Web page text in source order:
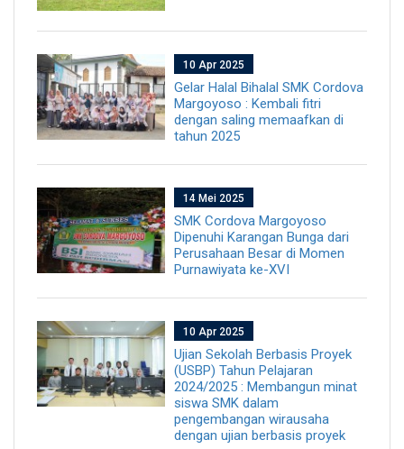
10 Apr 2025
Gelar Halal Bihalal SMK Cordova
Margoyoso : Kembali fitri
dengan saling memaafkan di
tahun 2025
14 Mei 2025
SMK Cordova Margoyoso
Dipenuhi Karangan Bunga dari
Perusahaan Besar di Momen
Purnawiyata ke-XVI
10 Apr 2025
Ujian Sekolah Berbasis Proyek
(USBP) Tahun Pelajaran
2024/2025 : Membangun minat
siswa SMK dalam
pengembangan wirausaha
dengan ujian berbasis proyek